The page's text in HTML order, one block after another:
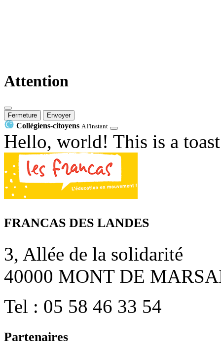
Attention
Fermeture Envoyer
Collégiens-citoyens A l'instant
Hello, world! This is a toast
FRANCAS DES LANDES
3, Allée de la solidarité
40000 MONT DE
Tel : 05 58 46 33 54
Partenaires